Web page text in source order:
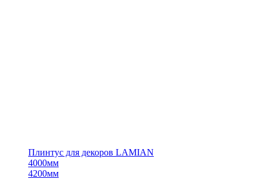
Плинтус для декоров LAMIAN
4000мм
4200мм